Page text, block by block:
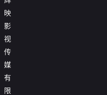
映
影
视
传
媒
有
限